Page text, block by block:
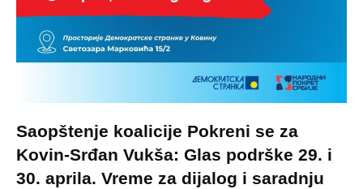
Saopštenje koalicije Pokreni se za
Kovin-Srđan Vukša: Glas podrške 29. i
30. aprila. Vreme za dijalog i saradnju